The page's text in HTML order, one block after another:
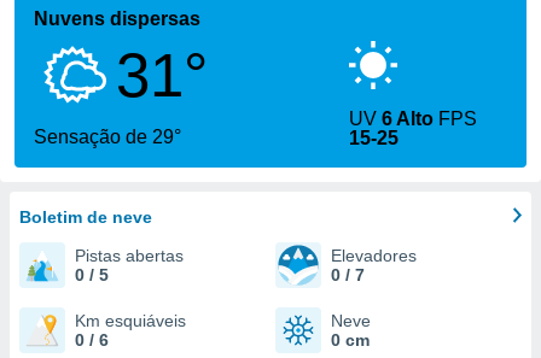
foi
fornecidas
a este
das
e
forma
digital
Nuvens dispersas
31°
Sensação de 29°
UV6 Alto FPS
15-25
Boletim de neve
Pistas abertas
0 / 5
Elevadores
0 / 7
Km esquiáveis
0 / 6
Neve
0 cm